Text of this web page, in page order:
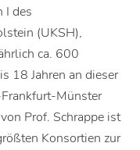
I des
(UKSH),
ca. 600
18 Jahren an dieser
Münster
Prof. Schrappe ist
Konsortien zur